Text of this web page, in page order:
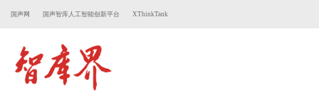
国声网 国声智库人工智能创新平台 XThinkTank